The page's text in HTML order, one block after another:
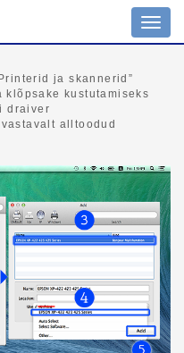
ja skannerid”
kustutamiseks
draiver
alltoodud